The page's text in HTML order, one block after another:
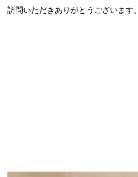
訪問いただきありがとうございます。